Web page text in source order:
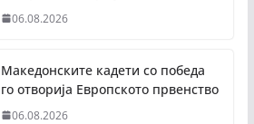
06.08.2026
Македонските кадети со победа
го отворија Европското првенство
06.08.2026